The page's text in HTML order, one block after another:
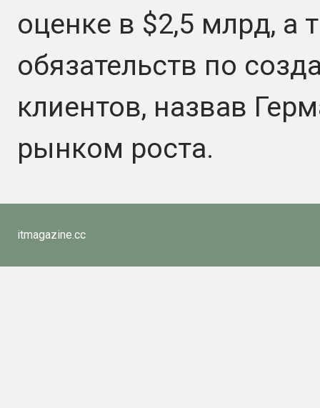
оценке в $2,5 млрд, а
обязательств по
клиентов, назвав
рынком роста.
itmagazine.cc